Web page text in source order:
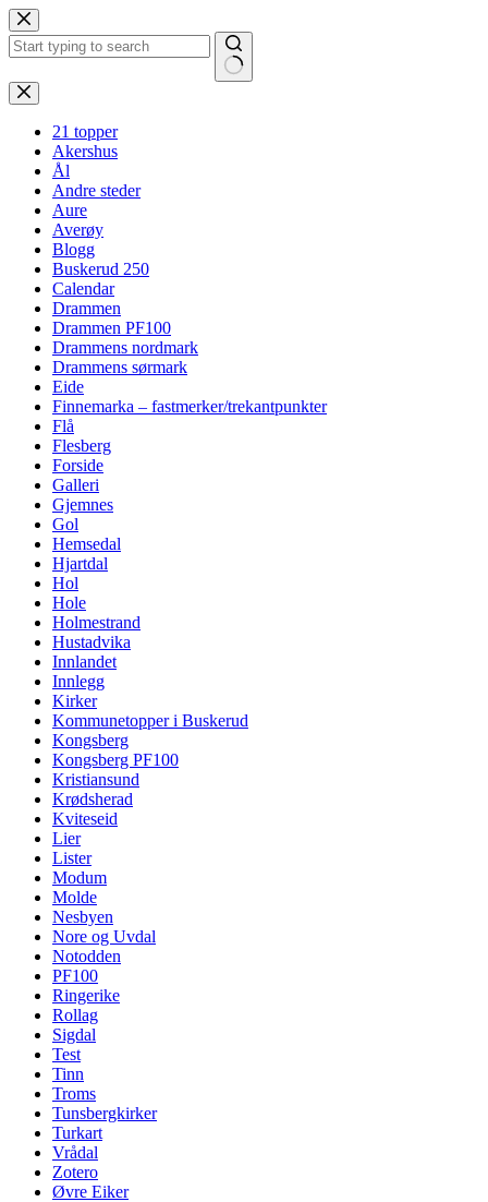
Hopp
til
innholdet
Ingen
resultater
21 topper
Akershus
Ål
Andre steder
Aure
Averøy
Blogg
Buskerud 250
Calendar
Drammen
Drammen PF100
Drammens nordmark
Drammens sørmark
Eide
Finnemarka – fastmerker/trekantpunkter
Flå
Flesberg
Forside
Galleri
Gjemnes
Gol
Hemsedal
Hjartdal
Hol
Hole
Holmestrand
Hustadvika
Innlandet
Innlegg
Kirker
Kommunetopper i Buskerud
Kongsberg
Kongsberg PF100
Kristiansund
Krødsherad
Kviteseid
Lier
Lister
Modum
Molde
Nesbyen
Nore og Uvdal
Notodden
PF100
Ringerike
Rollag
Sigdal
Test
Tinn
Troms
Tunsbergkirker
Turkart
Vrådal
Zotero
Øvre Eiker